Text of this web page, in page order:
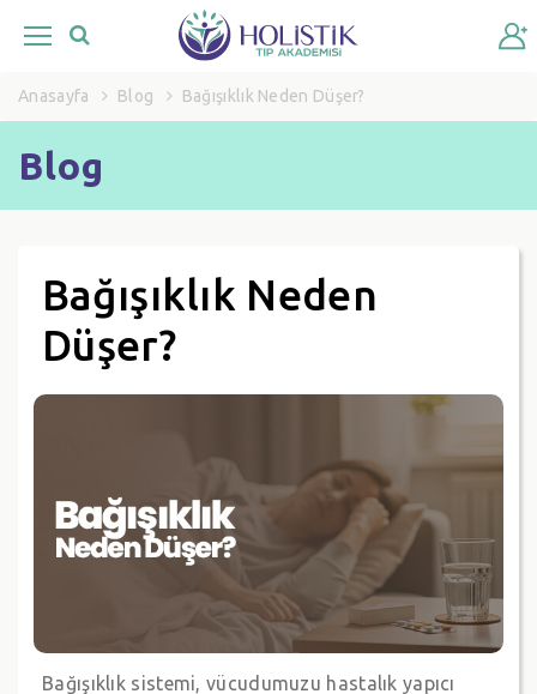
Anasayfa Blog Bağışıklık Neden Düşer?
Blog
Bağışıklık Neden
Düşer?
Bağışıklık sistemi, vücudumuzu hastalık yapıcı